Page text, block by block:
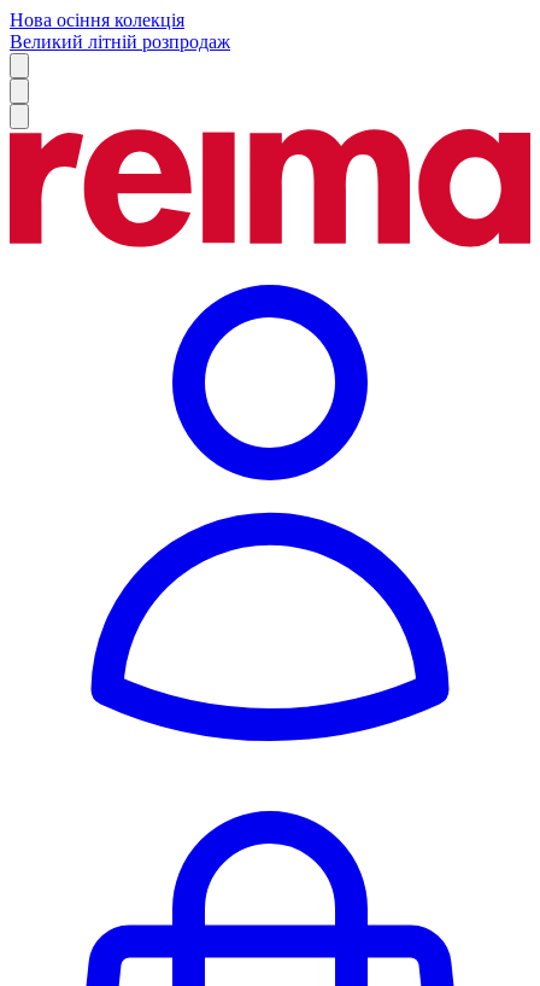
Нова осіння колекція
Великий літній розпродаж